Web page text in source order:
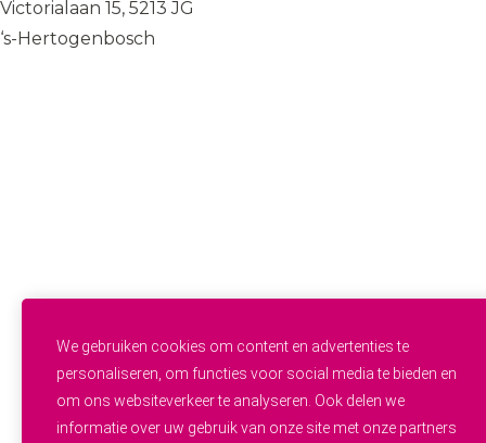
We gebruiken cookies om content en advertenties te
personaliseren, om functies voor social media te bieden en
om ons websiteverkeer te analyseren. Ook delen we
informatie over uw gebruik van onze site met onze partners
Victorialaan 15, 5213 JG
‘s-Hertogenbosch
Helpende Plus
Zij-instroom
Professionals
Werken en leren